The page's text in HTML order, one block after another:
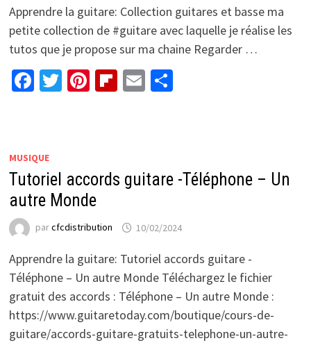
Apprendre la guitare: Collection guitares et basse ma
petite collection de #guitare avec laquelle je réalise les
tutos que je propose sur ma chaine Regarder …
Facebook
Twitter
Pinterest
Flipboard
EmailPartager
MUSIQUE
Tutoriel accords guitare -Téléphone – Un
autre Monde
parcfcdistribution 10/02/2024
Apprendre la guitare: Tutoriel accords guitare -
Téléphone – Un autre Monde Téléchargez le fichier
gratuit des accords : Téléphone – Un autre Monde :
https://www.guitaretoday.com/boutique/cours-de-
guitare/accords-guitare-gratuits-telephone-un-autre-